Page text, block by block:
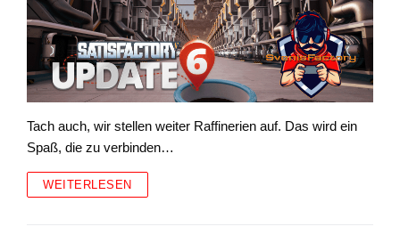
Tach auch, wir stellen weiter Raffinerien auf. Das wird ein
Spaß, die zu verbinden…
WEITERLESEN